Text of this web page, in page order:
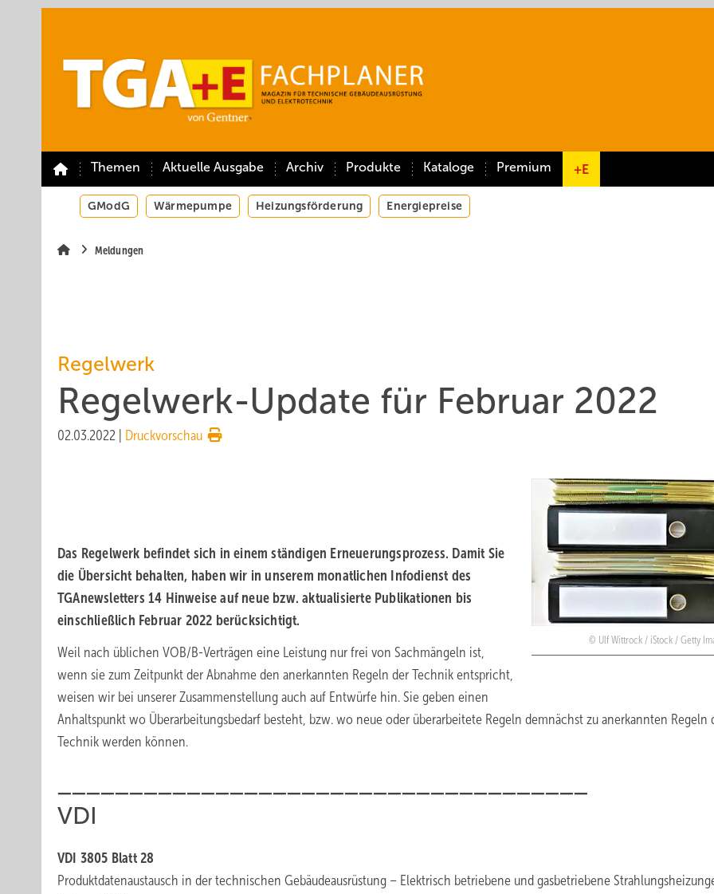
Themen Aktuelle Ausgabe Archiv Produkte Kataloge Premium +E
GModG Wärmepumpe Heizungsförderung Energiepreise
Meldungen
Regelwerk
Regelwerk-Update für Februar 2022
02.03.2022 Druckvorschau
Ulf Wittrock / iStock / Getty
Das Regelwerk befindet sich in einem ständigen Erneuerungsprozess. Damit Sie
die Übersicht behalten, haben wir in unserem monatlichen Infodienst des
TGAnewsletters 14 Hinweise auf neue bzw. aktualisierte Publikationen bis
einschließlich Februar 2022 berücksichtigt.
Weil nach üblichen VOB/B-Verträgen eine Leistung nur frei von Sachmängeln ist,
wenn sie zum Zeitpunkt der Abnahme den anerkannten Regeln der Technik entspricht,
weisen wir bei unserer Zusammenstellung auch auf Entwürfe hin. Sie geben einen
Anhaltspunkt wo Überarbeitungsbedarf besteht, bzw. wo neue oder überarbeitete Regeln demnächst zu anerkannten Regeln
Technik werden können.
VDI
VDI 3805 Blatt 28
Produktdatenaustausch in der technischen Gebäudeausrüstung – Elektrisch betriebene und gasbetriebene